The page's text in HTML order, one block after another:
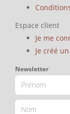
Espace client
Je me
Je créé
Newsletter